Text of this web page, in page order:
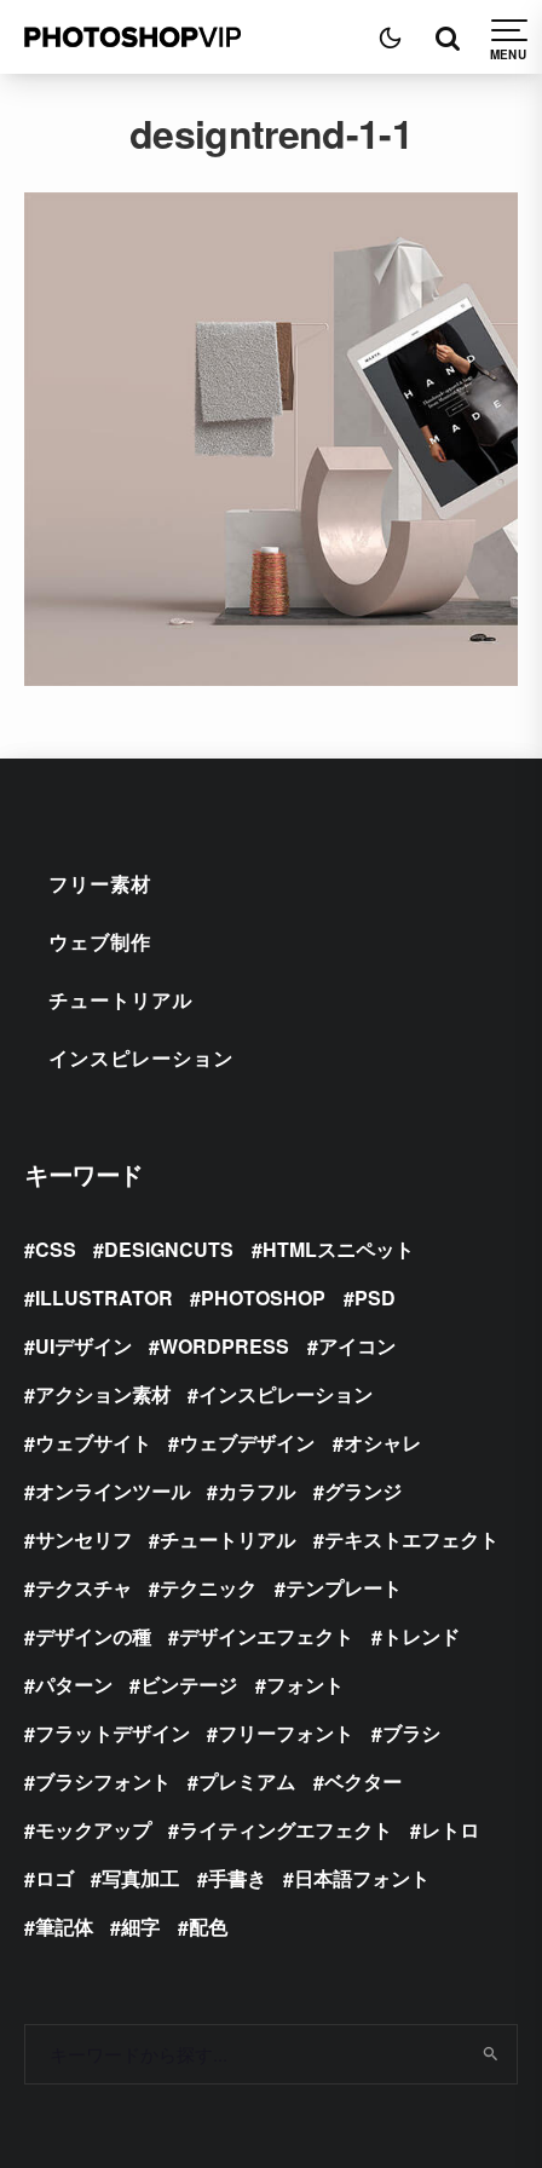
designtrend-1-1
フリー素材
ウェブ制作
チュートリアル
インスピレーション
キーワード
CSS DESIGNCUTS
HTMLスニペット
ILLUSTRATOR
PHOTOSHOP
PSD
UIデザイン
WORDPRESS
アイコン
アクション素材
インスピレーション
ウェブサイト
ウェブデザイン
オシャレ
オンラインツール
カラフル
グランジ
サンセリフ
チュートリアル
テキストエフェクト
テクスチャ
テクニック
テンプレート
デザインの種
デザインエフェクト
トレンド
パターン
ビンテージ
フォント
フラットデザイン
フリーフォント
ブラシ
ブラシフォント
プレミアム
ベクター
モックアップ
ライティングエフェクト
レトロ
ロゴ
写真加工 手書き
日本語フォント
筆記体
細字 配色